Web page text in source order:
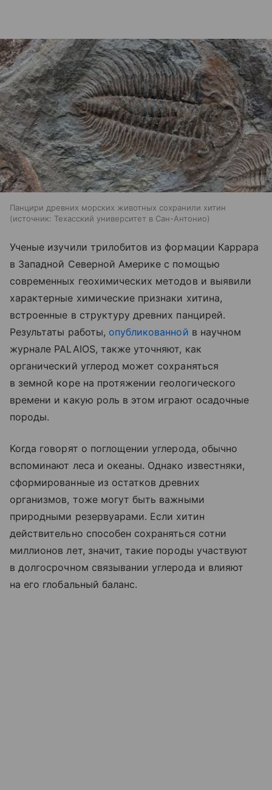
Панцири древних морских животных сохранили хитин
источник: Техасский университет в Сан-Антонио
Ученые изучили трилобитов из формации Каррара
в Западной Северной Америке с помощью
современных геохимических методов и выявили
характерные химические признаки хитина,
встроенные в структуру древних панцирей.
Результаты работы, опубликованной в научном
журнале PALAIOS, также уточняют, как
органический углерод может сохраняться
в земной коре на протяжении геологического
времени и какую роль в этом играют осадочные
породы.
Когда говорят о поглощении углерода, обычно
вспоминают леса и океаны. Однако известняки,
сформированные из остатков древних
организмов, тоже могут быть важными
природными резервуарами. Если хитин
действительно способен сохраняться сотни
миллионов лет, значит, такие породы участвуют
в долгосрочном связывании углерода и влияют
на его глобальный баланс.